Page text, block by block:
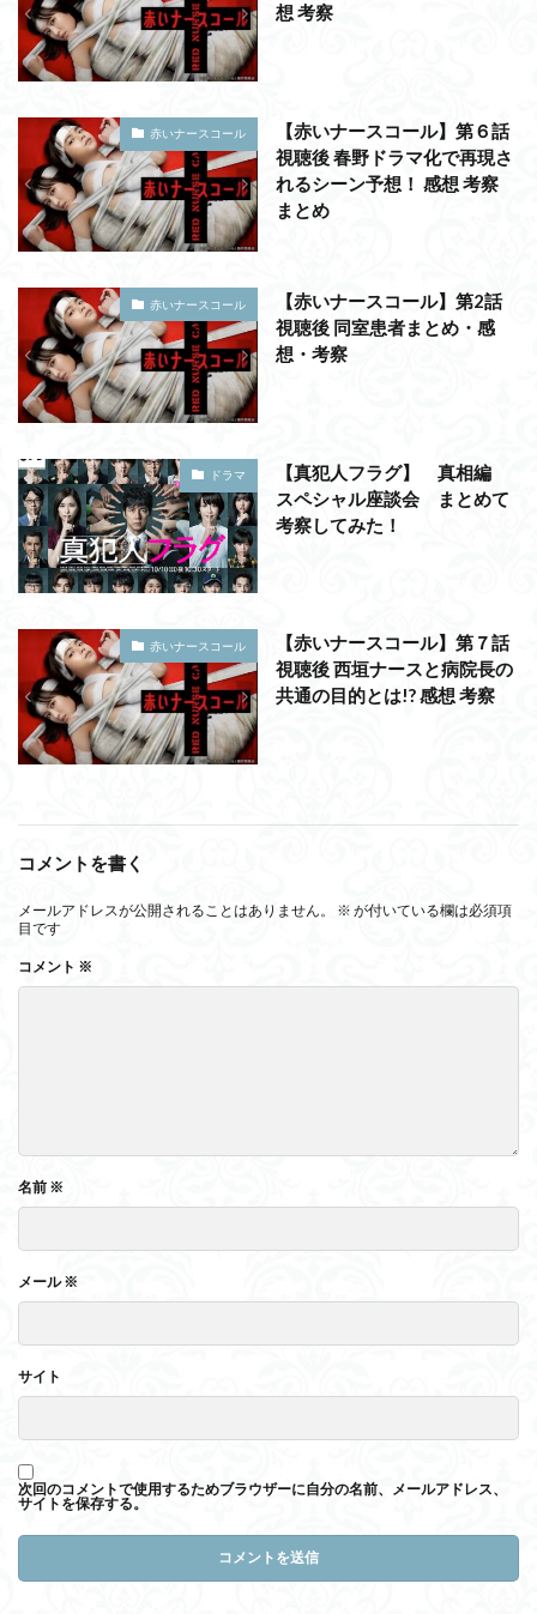
想 考察
赤いナースコール
【赤いナースコール】第６話
視聴後 春野ドラマ化で再現さ
れるシーン予想！ 感想 考察
まとめ
赤いナースコール
【赤いナースコール】第2話
視聴後 同室患者まとめ・感
想・考察
ドラマ
【真犯人フラグ】 真相編
スペシャル座談会 まとめて
考察してみた！
赤いナースコール
【赤いナースコール】第７話
視聴後 西垣ナースと病院長の
共通の目的とは!? 感想 考察
コメントを書く
メールアドレスが公開されることはありません。 ※ が付いている欄は必須項
目です
コメント ※
名前 ※
メール※
サイト
次回のコメントで使用するためブラウザーに自分の名前、メールアドレス、
サイトを保存する。